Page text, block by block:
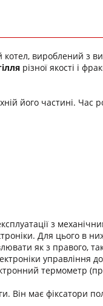
вироблений з
різної якості і
його частині. Час
з
Для цього в
як з правого,
управління
термометр
Він має фіксатори